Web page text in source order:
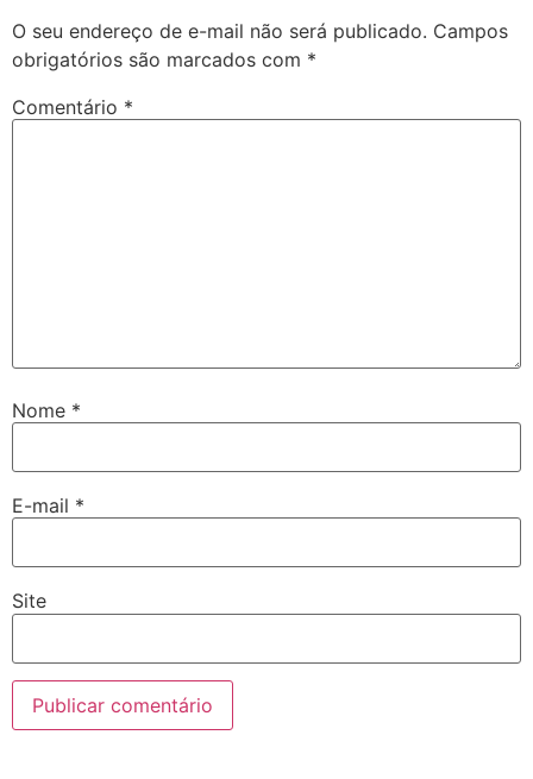
O seu endereço de e-mail não será publicado. Campos
obrigatórios são marcados com *
Comentário *
Nome *
E-mail *
Site